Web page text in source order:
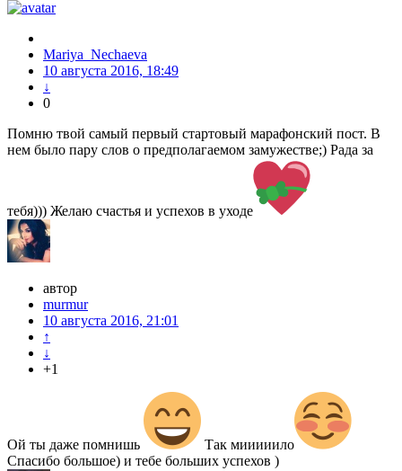
Mariya_Nechaeva
10 августа 2016, 18:49
↓
0
Помню твой самый первый стартовый марафонский пост. В
нем было пару слов о предполагаемом замужестве;) Рада за
тебя))) Желаю счастья и успехов в уходе
автор
murmur
10 августа 2016, 21:01
↑
↓
+1
Ой ты даже помнишь
Так мииииило
Спасибо большое) и тебе больших успехов )